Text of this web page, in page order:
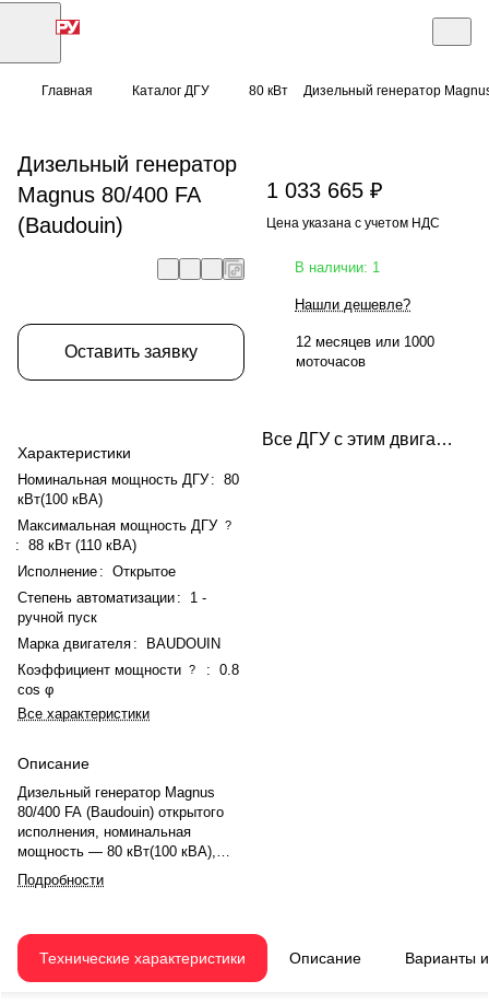
Главная Каталог ДГУ 80 кВт Дизельный генератор
Дизельный генератор
Magnus 80/400 FA
(Baudouin)
Оставить заявку
Характеристики
Номинальная мощность ДГУ : 80
кВт(100 кВА)
Максимальная мощность ДГУ ?
: 88 кВт (110 кВА)
Исполнение : Открытое
Степень автоматизации :
1 -
ручной пуск
Марка двигателя :
BAUDOUIN
Коэффициент мощности ? : 0.8
cos φ
Все характеристики
Описание
Дизельный генератор Magnus
80/400 FA (Baudouin) открытого
исполнения, номинальная
мощность — 80 кВт(100 кВА),
максимальная — 88 кВт (110
кВА). Двигатель BAUDOUIN
электронный регулятором
оборотов. Система охлаждения
Подробности
1 033 665 ₽
Цена указана с учетом НДС
В наличии: 1
Нашли дешевле?
12 месяцев или 1000
моточасов
Все ДГУ с этим двигателем
Технические характеристики Описание Варианты